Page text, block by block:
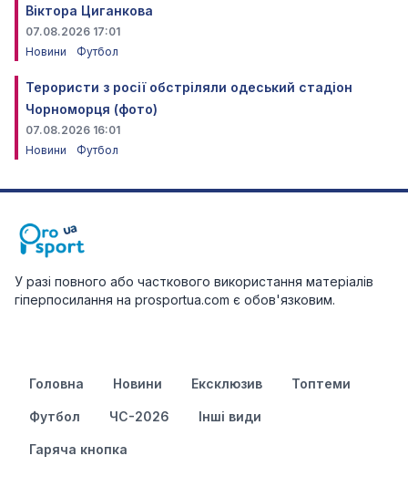
Віктора Циганкова
07.08.2026 17:01
Новини
Футбол
Терористи з росії обстріляли одеський стадіон
Чорноморця (фото)
07.08.2026 16:01
Новини
Футбол
У разі повного або часткового використання матеріалів
гіперпосилання на prosportua.com є обов'язковим.
Головна Новини Ексклюзив Топтеми
Футбол ЧС-2026 Інші види
Гаряча кнопка